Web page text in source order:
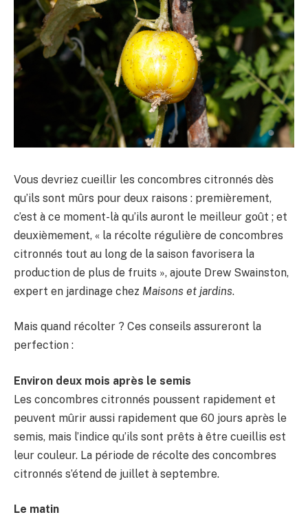
Vous devriez cueillir les concombres citronnés dès
qu’ils sont mûrs pour deux raisons : premièrement,
c’est à ce moment-là qu’ils auront le meilleur goût ; et
deuxièmement, « la récolte régulière de concombres
citronnés tout au long de la saison favorisera la
production de plus de fruits », ajoute Drew Swainston,
expert en jardinage chez Maisons et jardins.
Mais quand récolter ? Ces conseils assureront la
perfection :
Environ deux mois après le semis
Les concombres citronnés poussent rapidement et
peuvent mûrir aussi rapidement que 60 jours après le
semis, mais l’indice qu’ils sont prêts à être cueillis est
leur couleur. La période de récolte des concombres
citronnés s’étend de juillet à septembre.
Le matin